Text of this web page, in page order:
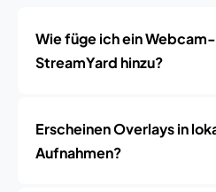
Wie füge ich ein
StreamYard hinzu?
Erscheinen Overlays in
Aufnahmen?